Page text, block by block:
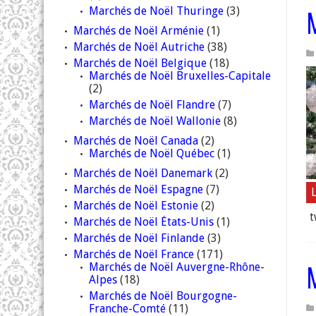
Marchés de Noël Thuringe (3)
Marchés de Noël Arménie (1)
Marchés de Noël Autriche (38)
Marchés de Noël Belgique (18)
Marchés de Noël Bruxelles-Capitale
(2)
Marchés de Noël Flandre (7)
Marchés de Noël Wallonie (8)
Marchés de Noël Canada (2)
Marchés de Noël Québec (1)
Marchés de Noël Danemark (2)
Marchés de Noël Espagne (7)
Marchés de Noël Estonie (2)
Marchés de Noël États-Unis (1)
Marchés de Noël Finlande (3)
Marchés de Noël France (171)
Marchés de Noël Auvergne-Rhône-
Alpes (18)
Marchés de Noël Bourgogne-
Franche-Comté (11)